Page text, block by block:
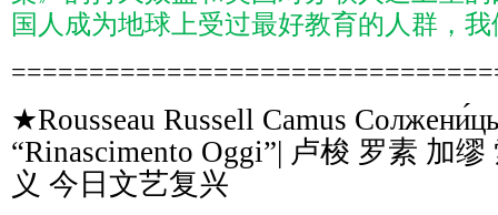
国人成为地球上受过最好教育的人群，
★Rousseau Russell Camus
“Rinascimento Oggi”| 卢梭 罗素 加
义 今日文艺复兴